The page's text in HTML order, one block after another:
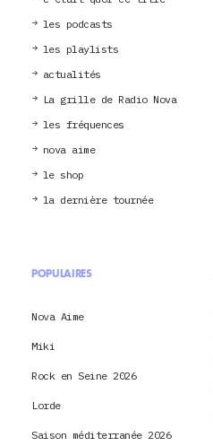
les podcasts
les playlists
actualités
La grille de Radio Nova
les fréquences
nova aime
le shop
la dernière tournée
POPULAIRES
Nova Aime
Miki
Rock en Seine 2026
Lorde
Saison méditerranée 2026